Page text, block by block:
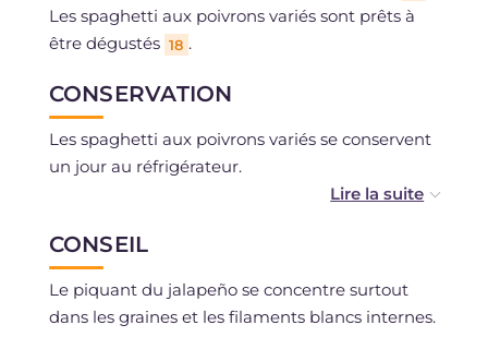
Les spaghetti aux poivrons variés sont prêts à
être dégustés 18 .
CONSERVATION
Les spaghetti aux poivrons variés se conservent
un jour au réfrigérateur.
l'avance et la conserver au frigo.
CONSEIL
Le piquant du jalapeño se concentre surtout
dans les graines et les filaments blancs internes.